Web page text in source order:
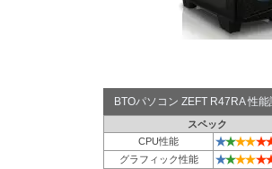
BTOパソコン ZEFT R47RA 性
スペック
CPU性能
★★★★★
グラフィック性能 ★★★★★